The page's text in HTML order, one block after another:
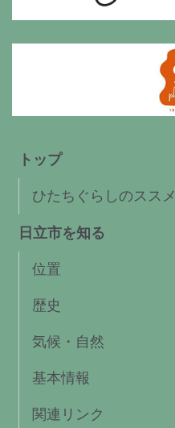
トップ
ひたちぐらしのススメ
日立市を知る
位置
歴史
気候・自然
基本情報
関連リンク